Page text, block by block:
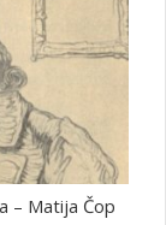
– Matija Čop